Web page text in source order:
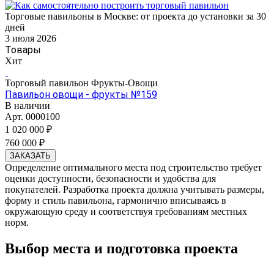
Торговые павильоны в Москве: от проекта до установки за 30
дней
3 июля 2026
Товары
Хит
Торговый павильон Фрукты-Овощи
Павильон овощи - фрукты №159
В наличии
Арт. 0000100
1 020 000 ₽
760 000 ₽
ЗАКАЗАТЬ
Определение оптимального места под строительство требует
оценки доступности, безопасности и удобства для
покупателей. Разработка проекта должна учитывать размеры,
форму и стиль павильона, гармонично вписываясь в
окружающую среду и соответствуя требованиям местных
норм.
Выбор места и подготовка проекта